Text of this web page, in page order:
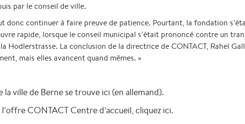
par le conseil de ville.
donc continuer à faire preuve de patience. Pourtant, la fondation
rapide, lorsque le conseil municipal s’était prononcé contre un
Hodlerstrasse. La conclusion de la directrice de CONTACT, Rahel
mais elles avancent quand mêmes. »
la ville de Berne se trouve ici (en allemand).
CONTACT Centre d’accueil, cliquez ici.